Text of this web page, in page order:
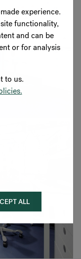
experience.
functionality,
and can be
or for analysis
to us.
ALL